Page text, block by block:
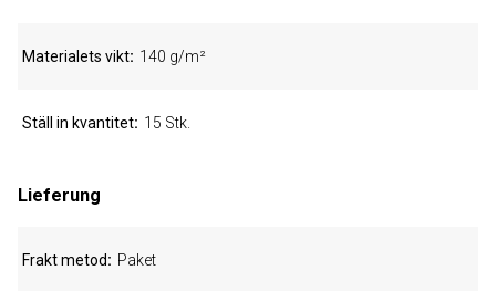
Materialets vikt 140 g/m²
Ställ in kvantitet 15 Stk.
Lieferung
Frakt metod Paket